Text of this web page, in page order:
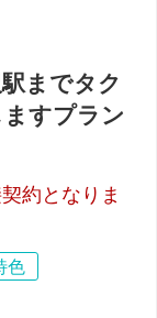
までタク
すプラン
約となりま
色